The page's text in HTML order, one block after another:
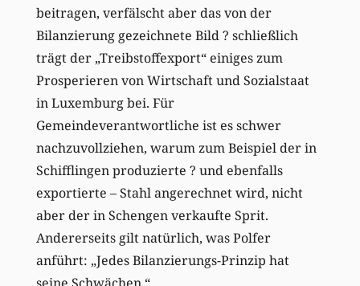
beitragen, verfälscht aber das von der
Bilanzierung gezeichnete Bild ? schließlich
trägt der „Treibstoffexport“ einiges zum
Prosperieren von Wirtschaft und Sozialstaat
in Luxemburg bei. Für
Gemeindeverantwortliche ist es schwer
nachzuvollziehen, warum zum Beispiel der in
Schifflingen produzierte ? und ebenfalls
exportierte – Stahl angerechnet wird, nicht
aber der in Schengen verkaufte Sprit.
Andererseits gilt natürlich, was Polfer
anführt: „Jedes Bilanzierungs-Prinzip hat